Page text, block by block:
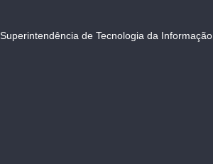
Superintendência de Tecnologia da Informação